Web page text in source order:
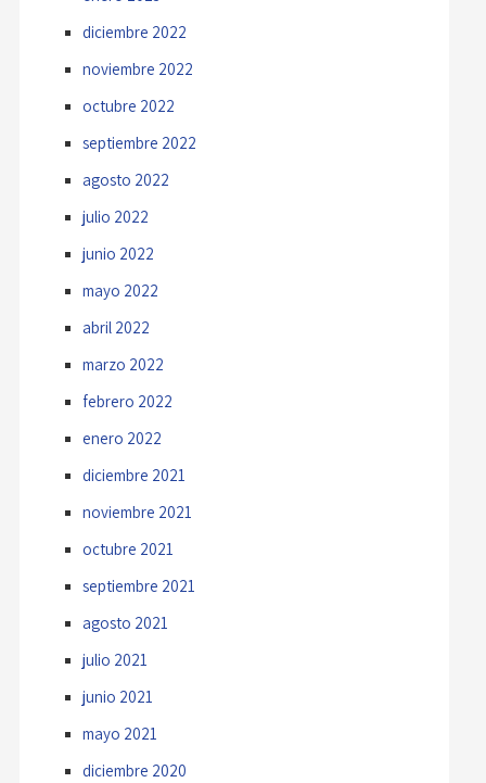
diciembre 2022
noviembre 2022
octubre 2022
septiembre 2022
agosto 2022
julio 2022
junio 2022
mayo 2022
abril 2022
marzo 2022
febrero 2022
enero 2022
diciembre 2021
noviembre 2021
octubre 2021
septiembre 2021
agosto 2021
julio 2021
junio 2021
mayo 2021
diciembre 2020